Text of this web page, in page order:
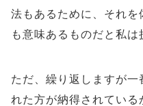
法もあるために、それ
も意味あるものだと私は
ただ、繰り返しますが
れた方が納得されてい